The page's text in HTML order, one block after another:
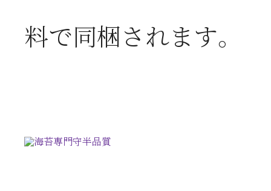
料で同梱されます。